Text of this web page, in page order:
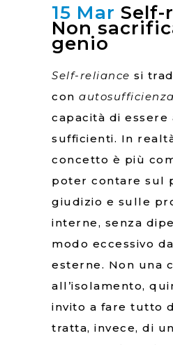
15 Mar Self-
Non
genio
Self-reliance si
con autosufficienza
capacità di essere
sufficienti. In
concetto è più
poter contare sul
giudizio e sulle
interne, senza
modo eccessivo
esterne. Non una
all’isolamento,
invito a fare tutto
tratta, invece, di